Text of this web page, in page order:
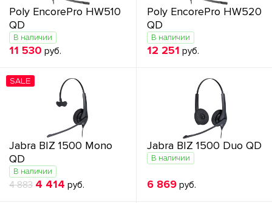
Poly EncorePro HW510
QD
В наличии
11 530 руб.
Poly EncorePro HW520
QD
В наличии
12 251 руб.
SALE
Jabra BIZ 1500 Mono
QD
В наличии
4 883 4 414 руб.
Jabra BIZ 1500 Duo QD
В наличии
6 869руб.